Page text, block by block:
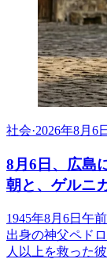
社会·2026年8月6日
8月6日、広島
朝と、ゲルニ
1945年8月6日午
出身の神父ペド
人以上を救った